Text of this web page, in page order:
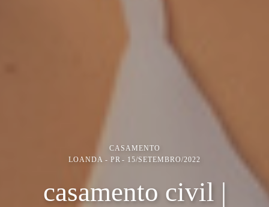
CASAMENTO
LOANDA - PR
15/SETEMBRO/2022
casamento civil |